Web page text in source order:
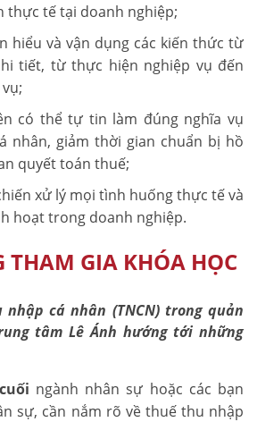
thực tế tại doanh nghiệp;
hiểu và vận dụng các kiến thức từ
tiết, từ thực hiện nghiệp vụ đến
có thể tự tin làm đúng nghĩa vụ
nhân, giảm thời gian chuẩn bị hồ
quyết toán thuế;
xử lý mọi tình huống thực tế và
hoạt trong doanh nghiệp.
GIA KHÓA HỌC
cá nhân (TNCN) trong quản
tâm Lê Ánh hướng tới những
ngành nhân sự hoặc các bạn
sự, cần nắm rõ về thuế thu nhập